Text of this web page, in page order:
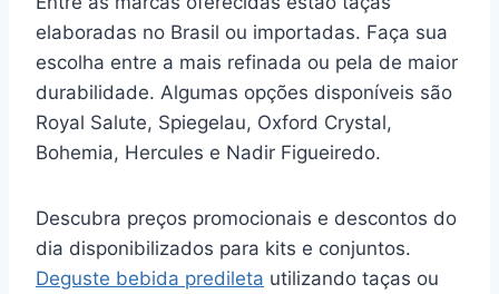
elaboradas no Brasil ou importadas. Faça sua
escolha entre a mais refinada ou pela de maior
durabilidade. Algumas opções disponíveis são
Royal Salute, Spiegelau, Oxford Crystal,
Bohemia, Hercules e Nadir Figueiredo.
Descubra preços promocionais e descontos do
dia disponibilizados para kits e conjuntos.
Deguste bebida predileta utilizando taças ou